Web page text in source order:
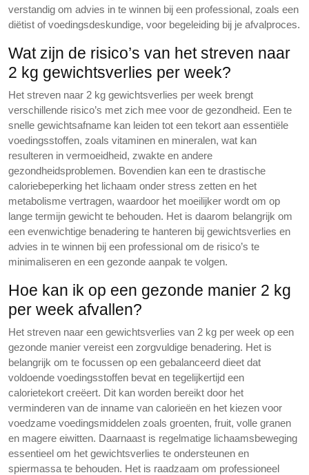
verstandig om advies in te winnen bij een professional, zoals een
diëtist of voedingsdeskundige, voor begeleiding bij je afvalproces.
Wat zijn de risico’s van het streven naar
2 kg gewichtsverlies per week?
Het streven naar 2 kg gewichtsverlies per week brengt
verschillende risico’s met zich mee voor de gezondheid. Een te
snelle gewichtsafname kan leiden tot een tekort aan essentiële
voedingsstoffen, zoals vitaminen en mineralen, wat kan
resulteren in vermoeidheid, zwakte en andere
gezondheidsproblemen. Bovendien kan een te drastische
caloriebeperking het lichaam onder stress zetten en het
metabolisme vertragen, waardoor het moeilijker wordt om op
lange termijn gewicht te behouden. Het is daarom belangrijk om
een evenwichtige benadering te hanteren bij gewichtsverlies en
advies in te winnen bij een professional om de risico’s te
minimaliseren en een gezonde aanpak te volgen.
Hoe kan ik op een gezonde manier 2 kg
per week afvallen?
Het streven naar een gewichtsverlies van 2 kg per week op een
gezonde manier vereist een zorgvuldige benadering. Het is
belangrijk om te focussen op een gebalanceerd dieet dat
voldoende voedingsstoffen bevat en tegelijkertijd een
calorietekort creëert. Dit kan worden bereikt door het
verminderen van de inname van calorieën en het kiezen voor
voedzame voedingsmiddelen zoals groenten, fruit, volle granen
en magere eiwitten. Daarnaast is regelmatige lichaamsbeweging
essentieel om het gewichtsverlies te ondersteunen en
spiermassa te behouden. Het is raadzaam om professioneel